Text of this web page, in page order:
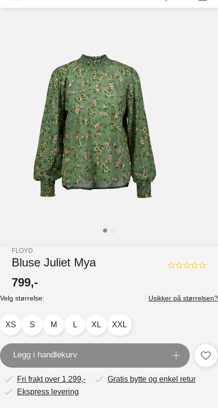
FLOYD
Bluse Juliet Mya
0.0
799,-
Velg størrelse: Usikker på størrelsen?
XS S M L XL XXL
Legg i handlekurv
Fri frakt over 1 299,-
Gratis bytte og enkel retur
Ekspress levering